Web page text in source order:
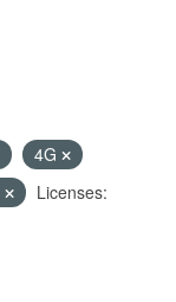
4G
Licenses: